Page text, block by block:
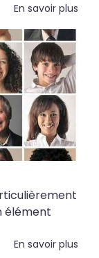
En savoir plus
élément
En savoir plus